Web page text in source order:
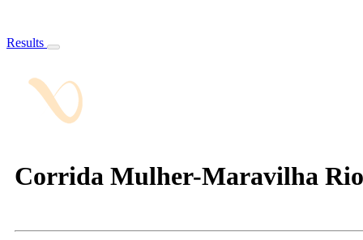
Results
Corrida Mulher-Maravilha Rio